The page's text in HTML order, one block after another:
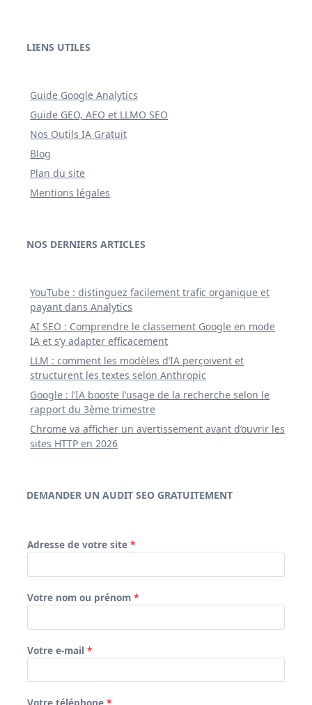
LIENS UTILES
Guide Google Analytics
Guide GEO, AEO et LLMO SEO
Nos Outils IA Gratuit
Blog
Plan du site
Mentions légales
NOS DERNIERS ARTICLES
YouTube : distinguez facilement trafic organique et
payant dans Analytics
AI SEO : Comprendre le classement Google en mode
IA et s’y adapter efficacement
LLM : comment les modèles d’IA perçoivent et
structurent les textes selon Anthropic
Google : l’IA booste l’usage de la recherche selon le
rapport du 3ème trimestre
Chrome va afficher un avertissement avant d’ouvrir les
sites HTTP en 2026
DEMANDER UN AUDIT SEO GRATUITEMENT
Adresse de votre site *
Votre nom ou prénom *
Votre e-mail *